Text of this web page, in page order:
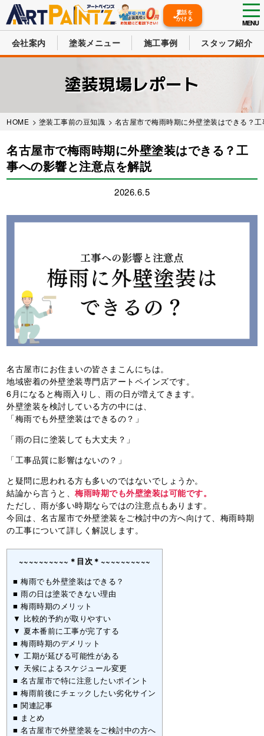
MENU
電話を
かける
会社案内 塗装メニュー 施工事例 スタッフ紹介
塗装現場レポート
HOME > 塗装工事前の豆知識 > 名古屋市で梅雨時期に外壁塗装はできる？
名古屋市で梅雨時期に外壁塗装はできる？工
事への影響と注意点を解説
2026.6.5
名古屋市にお住まいの皆さまこんにちは。
地域密着の外壁塗装専門店アートペインズです。
6月になると梅雨入りし、雨の日が増えてきます。
外壁塗装を検討している方の中には、
「梅雨でも外壁塗装はできるの？」
「雨の日に塗装しても大丈夫？」
「工事品質に影響はないの？」
と疑問に思われる方も多いのではないでしょうか。
結論から言うと、梅雨時期でも外壁塗装は可能です。
ただし、雨が多い時期ならではの注意点もあります。
今回は、名古屋市で外壁塗装をご検討中の方へ向けて、梅雨時期
の工事について詳しく解説します。
~~~~~~~~~~＊目次＊~~~~~~~~~~
■ 梅雨でも外壁塗装はできる？
■ 雨の日は塗装できない理由
■ 梅雨時期のメリット
▼ 比較的予約が取りやすい
▼ 夏本番前に工事が完了する
■ 梅雨時期のデメリット
▼ 工期が延びる可能性がある
▼ 天候によるスケジュール変更
■ 名古屋市で特に注意したいポイント
■ 梅雨前後にチェックしたい劣化サイン
■ 関連記事
■ まとめ
■ 名古屋市で外壁塗装をご検討中の方へ